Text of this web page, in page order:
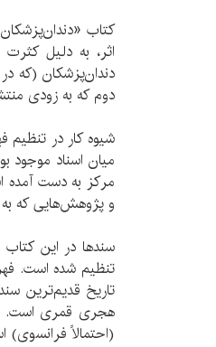
کتاب
اثر، به دلیل
دندان‌پزشکان (که
دوم که به زودی
شیوه کار در
مرکز به دست آمده
و پژوهش‌هایی که به
سندها در این کتاب
(احتمالاً فرانسوی)